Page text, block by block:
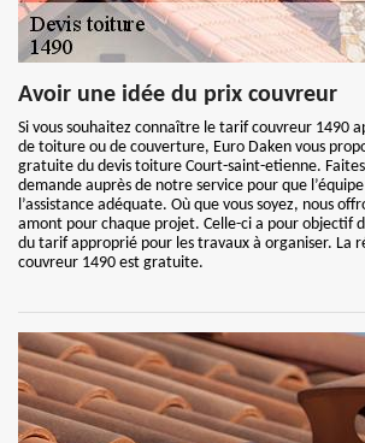
Avoir une idée du prix couvreur
Si vous souhaitez connaître le tarif couvreur 1490
de toiture ou de couverture, Euro Daken vous
gratuite du devis toiture Court-saint-etienne.
demande auprès de notre service pour que
l’assistance adéquate. Où que vous soyez, nous
amont pour chaque projet. Celle-ci a pour objectif
du tarif approprié pour les travaux à organiser. La
couvreur 1490 est gratuite.